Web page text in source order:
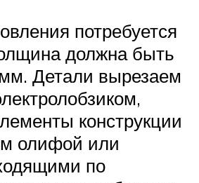
потребуется
должна быть
Детали вырезаем
конструкции
олифой или
по